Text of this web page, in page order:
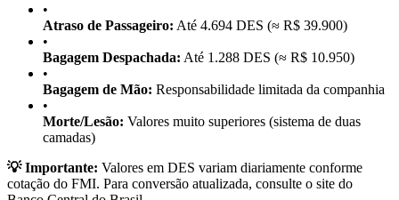
•
Atraso de Passageiro: Até 4.694 DES (≈ R$ 39.900)
•
Bagagem Despachada: Até 1.288 DES (≈ R$ 10.950)
•
Bagagem de Mão: Responsabilidade limitada da companhia
•
Morte/Lesão: Valores muito superiores (sistema de duas
camadas)
💡 Importante: Valores em DES variam diariamente conforme
cotação do FMI. Para conversão atualizada, consulte o site do